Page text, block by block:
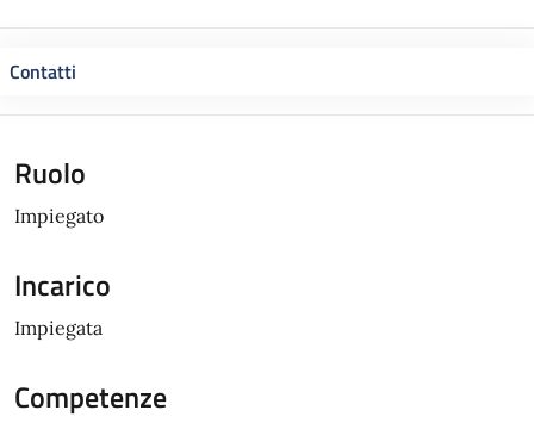
Contatti
Ruolo
Impiegato
Incarico
Impiegata
Competenze